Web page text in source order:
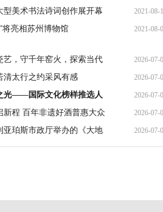
美术书法诗词创作展开幕 2021-08-
亮相苏州博物馆 2021-08-
，守千年窑火，探索当代
2026-07-
太行之约采风有感 2026-07-
光——国际文化榜样推选人
2026-07-
程 百年非遗好酒普惠大众 2026-07-
珀斯市政厅举办的《大地
2026-07-